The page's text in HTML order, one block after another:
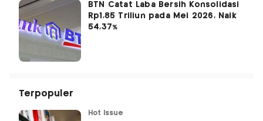
BTN Catat Laba Bersih Konsolidasi
Rp1,85 Triliun pada Mei 2026, Naik
54,37%
Terpopuler
Hot Issue